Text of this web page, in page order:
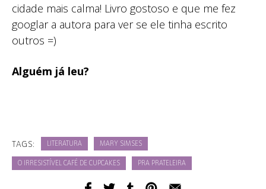
cidade mais calma! Livro gostoso e que me fez
googlar a autora para ver se ele tinha escrito
outros =)
Alguém já leu?
TAGS: LITERATURA MARY SIMSES
O IRRESISTÍVEL CAFÉ DE CUPCAKES PRA PRATELEIRA